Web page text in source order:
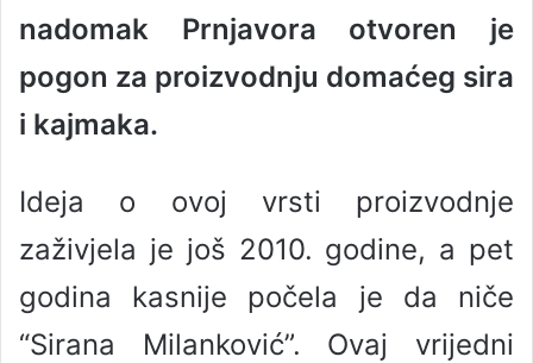
e
m
i
nadomak Prnjavora otvoren je
pogon za proizvodnju domaćeg sira
i kajmaka.
Ideja o ovoj vrsti proizvodnje
zaživjela je još 2010. godine, a pet
godina kasnije počela je da niče
“Sirana Milanković”. Ovaj vrijedni